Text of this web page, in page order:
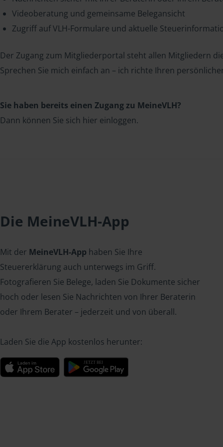
Videoberatung und gemeinsame Belegansicht
Zugriff auf VLH-Formulare und aktuelle
Der Zugang zum Mitgliederportal steht allen Mitgliedern
Sprechen Sie mich einfach an – ich richte Ihren
Sie haben bereits einen Zugang zu MeineVLH?
Dann können Sie sich hier einloggen.
Die MeineVLH-App
Mit der MeineVLH-App haben Sie Ihre
Steuererklärung auch unterwegs im Griff.
Fotografieren Sie Belege, laden Sie Dokumente sicher
hoch oder lesen Sie Nachrichten von Ihrer Beraterin
oder Ihrem Berater – jederzeit und von überall.
Laden Sie die App kostenlos herunter: